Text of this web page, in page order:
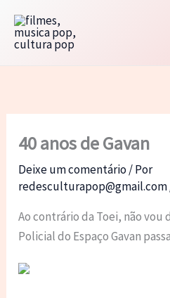
para
40 anos de Gavan
Deixe um comentário/ Por
redesculturapop@gmail.com
Ao contrário da Toei, não vou
Policial do Espaço Gavan